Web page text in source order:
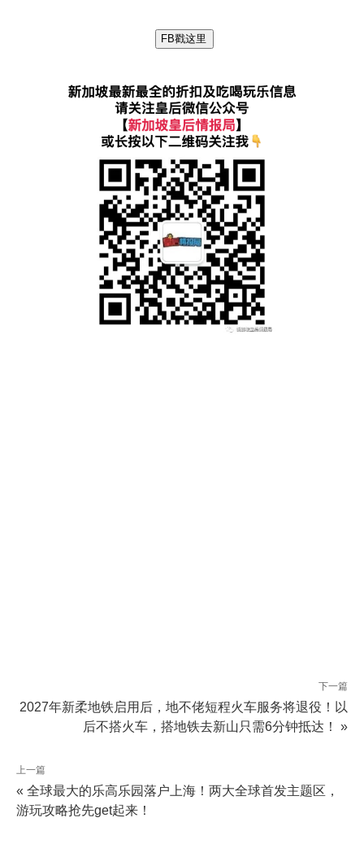
FB戳这里
下一篇
2027年新柔地铁启用后，地不佬短程火车服务将退役！以
后不搭火车，搭地铁去新山只需6分钟抵达！ »
上一篇
« 全球最大的乐高乐园落户上海！两大全球首发主题区，
游玩攻略抢先get起来！